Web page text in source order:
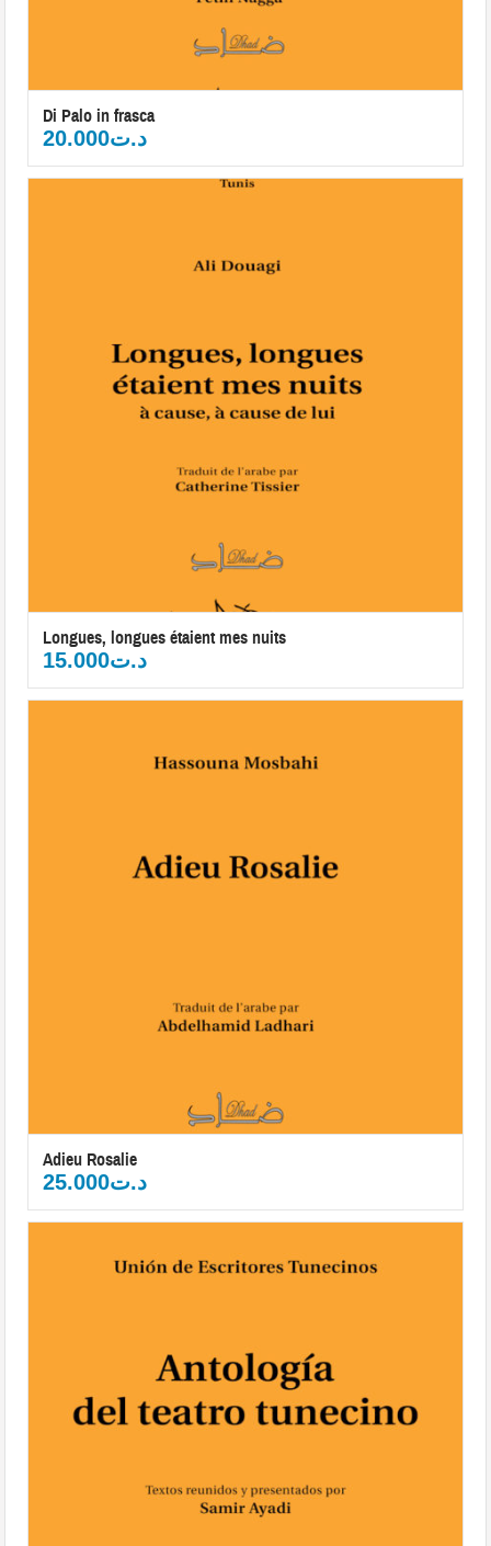
Di Palo in frasca
د.ت20.000
Longues, longues étaient mes nuits
د.ت15.000
Adieu Rosalie
د.ت25.000